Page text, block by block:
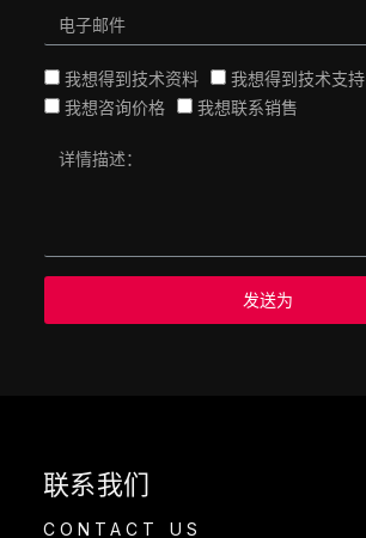
我想得到技术资料
我想得到技术支持
我想咨询价格
我想联系销售
发送为
联系我们
CONTACT US